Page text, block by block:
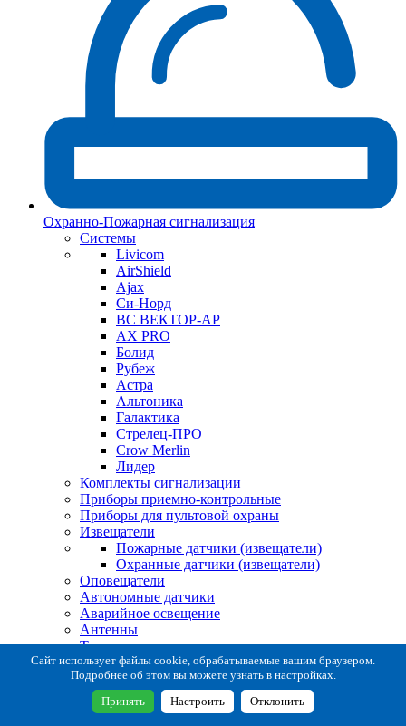
Охранно-Пожарная сигнализация
Системы
Livicom
AirShield
Ajax
Си-Норд
ВС ВЕКТОР-АР
AX PRO
Болид
Рубеж
Астра
Альтоника
Галактика
Стрелец-ПРО
Crow Merlin
Лидер
Комплекты сигнализации
Приборы приемно-контрольные
Приборы для пультовой охраны
Извещатели
Пожарные датчики (извещатели)
Охранные датчики (извещатели)
Оповещатели
Автономные датчики
Аварийное освещение
Антенны
Тестеры
Система сбора извещений
Расходные и монтажные материалы
Коробки коммутационные
Кронштейны для извещателей
Сайт использует файлы cookie, обрабатываемые вашим браузером.
Подробнее об этом вы можете узнать в настройках.
Принять Настроить Отклонить